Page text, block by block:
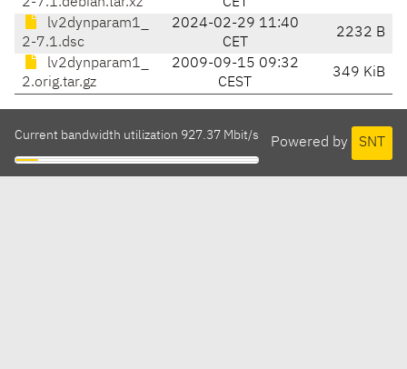
lv2dynparam1_
2-7.1.dsc
2024-02-29 11:40
CET
2232 B
lv2dynparam1_
2.orig.tar.gz
2009-09-15 09:32
CEST
349 KiB
Powered by SNT
Current bandwidth utilization 927.37 Mbit/s